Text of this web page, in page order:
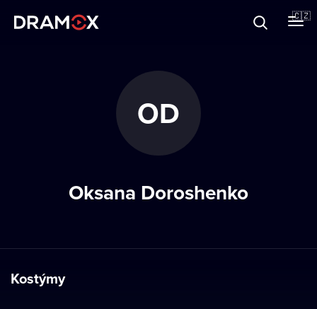
🇨🇿
OD
Oksana Doroshenko
Kostýmy